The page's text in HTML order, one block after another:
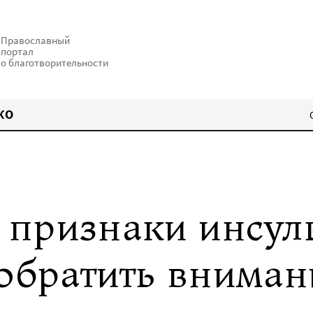
Православный
портал
о благотворительности